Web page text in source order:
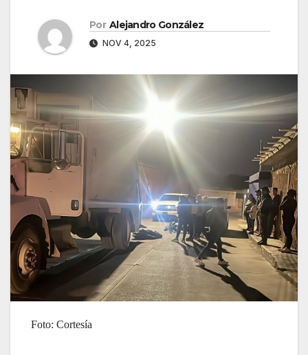
Por Alejandro González
NOV 4, 2025
Foto: Cortesía